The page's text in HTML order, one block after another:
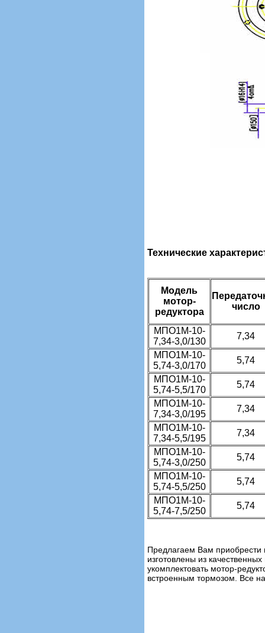
Технические
Модель
мотор-
редуктора
число
МПО1М-10-
7,34-3,0/130
7,34
МПО1М-10-
5,74-3,0/170
5,74
МПО1М-10-
5,74-5,5/170
5,74
МПО1М-10-
7,34-3,0/195
7,34
МПО1М-10-
7,34-5,5/195
7,34
МПО1М-10-
5,74-3,0/250
5,74
МПО1М-10-
5,74-5,5/250
5,74
МПО1М-10-
5,74-7,5/250
5,74
Предлагаем Вам
изготовлены из
укомплектовать мотор-
встроенным тормозом. Все